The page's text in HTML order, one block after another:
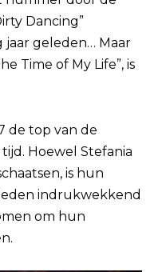
Dancing”
geleden… Maar
Time of My Life”, is
de top van de
Hoewel Stefania
is hun
indrukwekkend
om hun